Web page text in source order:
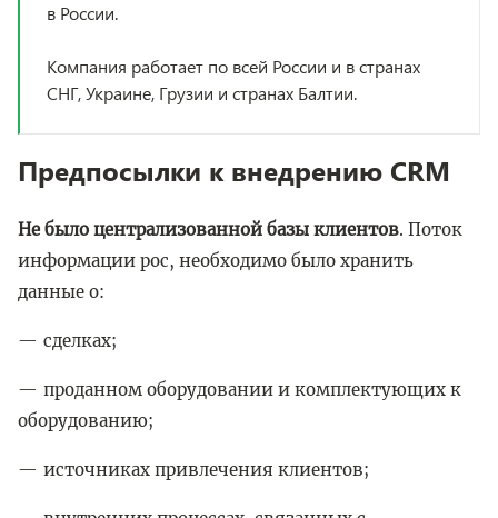
в России.
Компания работает по всей России и в странах
СНГ, Украине, Грузии и странах Балтии.
Предпосылки к внедрению CRM
Не было централизованной базы клиентов. Поток
информации рос, необходимо было хранить
данные о:
сделках;
проданном оборудовании и комплектующих к
оборудованию;
источниках привлечения клиентов;